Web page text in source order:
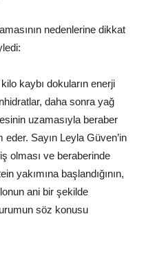
nedenlerine dikkat
kaybı dokuların enerji
daha sonra yağ
uzamasıyla beraber
Sayın Leyla Güven’in
olması ve beraberinde
yakımına başlandığının,
ani bir şekilde
söz konusu